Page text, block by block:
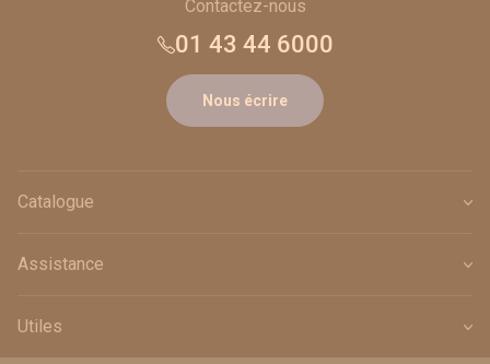
Contactez-nous
01 43 44 6000
Nous écrire
Catalogue
Assistance
Utiles